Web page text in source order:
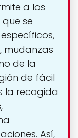
a los
se
mudanzas
de la
de fácil
la recogida
Así,